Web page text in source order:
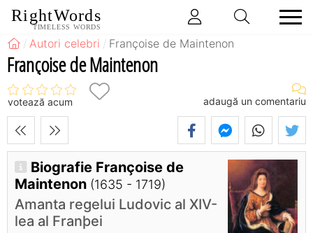
RightWords
TIMELESS WORDS
Autori celebri Françoise de Maintenon
Françoise de Maintenon
votează acum adaugă un comentariu
Biografie Françoise de
Maintenon (1635 - 1719)
Amanta regelui Ludovic al XIV-
lea al Franþei